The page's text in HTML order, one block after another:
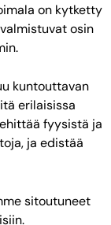
on kytketty
osin
kuntouttavan
erilaisissa
fyysistä ja
ja edistää
sitoutuneet